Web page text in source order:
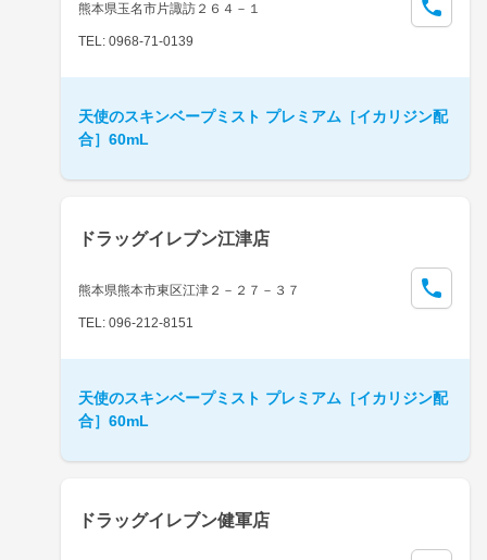
熊本県玉名市片諏訪２６４－１
TEL: 0968-71-0139
天使のスキンベープミスト プレミアム［イカリジン配
合］60mL
ドラッグイレブン江津店
熊本県熊本市東区江津２－２７－３７
TEL: 096-212-8151
天使のスキンベープミスト プレミアム［イカリジン配
合］60mL
ドラッグイレブン健軍店